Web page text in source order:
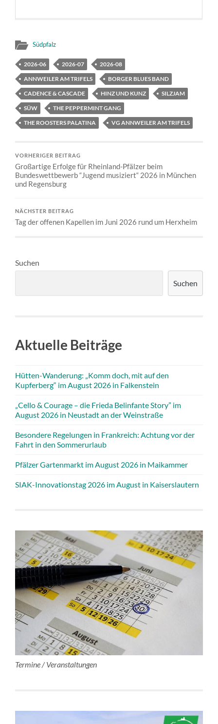
Südpfalz
2026-06 2026-07
2026-08
ANNWEILER AM TRIFELS
BORGER BLUES BAND
CADENCE & CASCADE
HINZ UND KUNZ
SILZJAM
SÜW
THE PEPPERMINT GANG
THE ROOSTERS PALATINA
VG ANNWEILER AM TRIFELS
VORHERIGER BEITRAG
Großartige Erfolge für Rheinland-Pfälzer beim
Bundeswettbewerb “Jugend musiziert“ 2026 in München
und Regensburg
NÄCHSTER BEITRAG
Tag der offenen Kapellen im Juni 2026 rund um Herxheim
Suchen
Suchen
Aktuelle Beiträge
Hütten-Wanderung: „Komm doch, mit auf den
Kupferberg“ im August 2026 in Falkenstein
„Cello & Courage – die Frieda Belinfante Story” im
August 2026 in Neustadt an der Weinstraße
Besondere Regelungen in Frankreich: Achtung vor der
Fahrt in den Sommerurlaub
Pfälzer Gartenmarkt im August 2026 in Maikammer
SIAK-Innovationstag 2026 im August in Kaiserslautern
Termine / Veranstaltungen